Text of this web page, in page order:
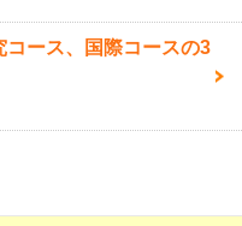
コース、国際コースの3